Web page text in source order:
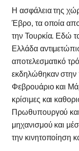
Η ασφάλεια της
Έβρο, τα οποία
την Τουρκία. Εδώ τα
Ελλάδα
αποτελεσματικό
εκδηλώθηκαν στην
Φεβρουάριο και
κρίσιμες και
Πρωθυπουργού
μηχανισμού και
την κινητοποίηση